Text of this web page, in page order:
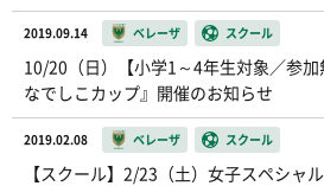
2019.09.14 ベレーザ スクール
10/20（日）【小学1～4年生対象／参
なでしこカップ』開催のお知らせ
2019.02.08 ベレーザ スクール
【スクール】2/23（土）女子スペシャ